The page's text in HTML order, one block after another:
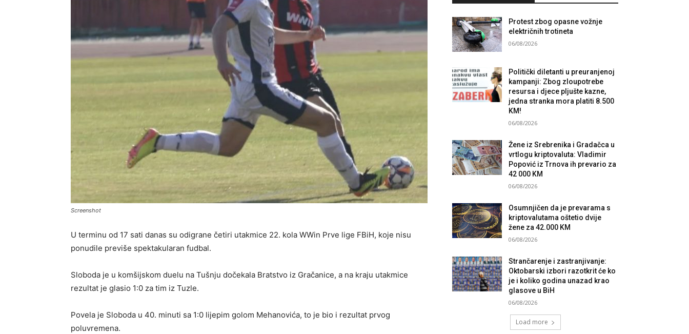
Screenshot
U terminu od 17 sati danas su odigrane četiri utakmice 22. kola WWin Prve lige FBiH, koje nisu
ponudile previše spektakularan fudbal.
Sloboda je u komšijskom duelu na Tušnju dočekala Bratstvo iz Gračanice, a na kraju utakmice
rezultat je glasio 1:0 za tim iz Tuzle.
Povela je Sloboda u 40. minuti sa 1:0 lijepim golom Mehanovića, to je bio i rezultat prvog
poluvremena.
Protest zbog opasne vožnje
električnih trotineta
06/08/2026
Politički diletanti u preuranjenoj
kampanji: Zbog zloupotrebe
resursa i djece pljušte kazne,
jedna stranka mora platiti 8.500
KM!
06/08/2026
Žene iz Srebrenika i Gradačca u
vrtlogu kriptovaluta: Vladimir
Popović iz Trnova ih prevario za
42 000 KM
06/08/2026
Osumnjičen da je prevarama s
kriptovalutama oštetio dvije
žene za 42.000 KM
06/08/2026
Strančarenje i zastranjivanje:
Oktobarski izbori razotkrit će ko
je i koliko godina unazad krao
glasove u BiH
06/08/2026
Load more